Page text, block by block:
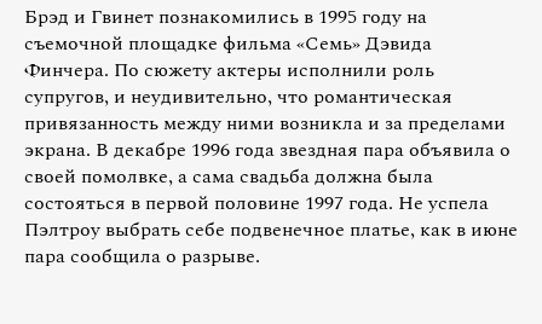
Брэд и Гвинет познакомились в 1995 году на
съемочной площадке фильма «Семь» Дэвида
Финчера. По сюжету актеры исполнили роль
супругов, и неудивительно, что романтическая
привязанность между ними возникла и за пределами
экрана. В декабре 1996 года звездная пара объявила о
своей помолвке, а сама свадьба должна была
состояться в первой половине 1997 года. Не успела
Пэлтроу выбрать себе подвенечное платье, как в июне
пара сообщила о разрыве.